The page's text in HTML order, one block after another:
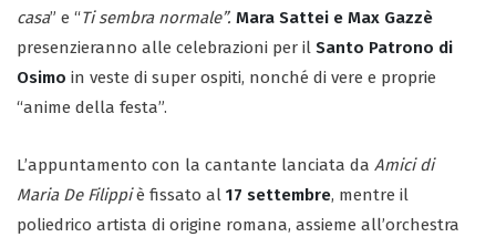
casa” e “Ti sembra normale”. Mara Sattei e Max Gazzè
presenzieranno alle celebrazioni per il Santo Patrono di
Osimo in veste di super ospiti, nonché di vere e proprie
“anime della festa”.
L’appuntamento con la cantante lanciata da Amici di
Maria De Filippiè fissato al 17 settembre, mentre il
poliedrico artista di origine romana, assieme all’orchestra